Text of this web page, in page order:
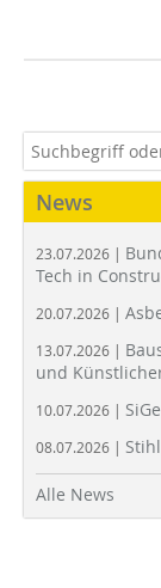
News
23.07.2026 |
Tech in
20.07.2026 |
13.07.2026 |
und
10.07.2026 |
08.07.2026 |
Alle News